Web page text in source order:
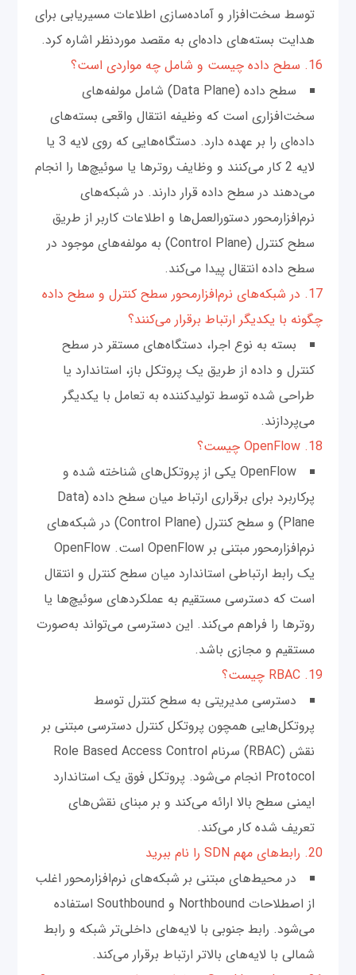
توسط سخت‌افزار و آماده‌سازی اطلاعات مسیریابی برای
هدایت بسته‌های داده‌ای به مقصد موردنظر اشاره کرد.
16. سطح داده چیست و شامل چه مواردی است؟
سطح داده (Data Plane) شامل مولفه‌های
سخت‌افزاری است که وظیفه انتقال واقعی بسته‌های
داده‌ای را بر عهده دارد. دستگاه‌هایی که روی لایه 3 یا
لایه 2 کار می‌کنند و وظایف روترها یا سوئیچ‌ها را انجام
می‌دهند در سطح داده‌ قرار دارند. در شبکه‌های
نرم‌افزار‌محور دستورالعمل‌ها و اطلاعات کاربر از طریق
سطح کنترل (Control Plane) به مولفه‌های موجود در
سطح داده انتقال پیدا می‌کند.
17. در شبکه‌های نرم‌افزار‌محور سطح کنترل و سطح داده
چگونه با یکدیگر ارتباط برقرار می‌کنند؟
بسته به نوع اجرا، دستگاه‌های مستقر در سطح
کنترل و داده از طریق یک پروتکل باز، استاندارد یا
طراحی شده توسط تولیدکننده به تعامل با یکدیگر
می‌پردازند.
18. OpenFlow چیست؟
OpenFlow یکی از پروتکل‌های شناخته شده و
پرکاربرد برای برقراری ارتباط میان سطح داده (Data
Plane) و سطح کنترل (Control Plane) در شبکه‌های
نرم‌افزار‌محور مبتنی بر OpenFlow است. OpenFlow
یک رابط ارتباطی استاندارد میان سطح کنترل و انتقال
است که دسترسی مستقیم به عملکردهای سوئیچ‌ها یا
روترها را فراهم می‌کند. این دسترسی می‌تواند به‌صورت
مستقیم و مجازی باشد.
19. RBAC چیست؟
دسترسی مدیریتی به سطح کنترل توسط
پروتکل‌هایی همچون پروتکل کنترل دسترسی مبتنی بر
نقش (RBAC) سرنام Role Based Access Control
Protocol انجام می‌شود. پروتکل فوق یک استاندارد
ایمنی سطح بالا ارائه می‌کند و بر مبنای نقش‌های
تعریف شده کار می‌کند.
20. رابط‌های مهم SDN را نام ببرید
در محیط‌های مبتنی بر شبکه‌های نرم‌افزارمحور اغلب
از اصطلاحات Northbound و Southbound استفاده
می‌شود. رابط جنوبی با لایه‌های داخلی‌تر شبکه و رابط
شمالی با لایه‌های بالاتر ارتباط برقرار می‌کند.